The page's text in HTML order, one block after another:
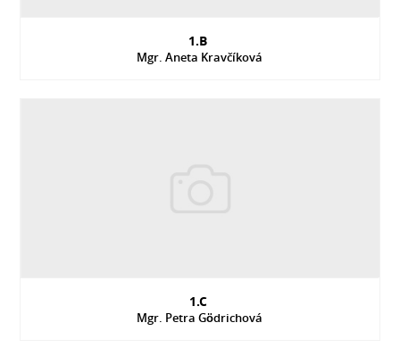
1.B
Mgr. Aneta Kravčíková
1.C
Mgr. Petra Gödrichová